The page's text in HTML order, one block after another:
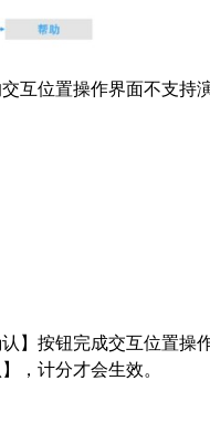
互位置操作界面不支持
】按钮完成交互位置操作
，计分才会生效。